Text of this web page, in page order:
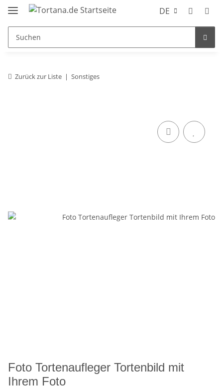
DE
Zurück zur Liste Sonstiges
Foto Tortenaufleger Tortenbild mit
Ihrem Foto